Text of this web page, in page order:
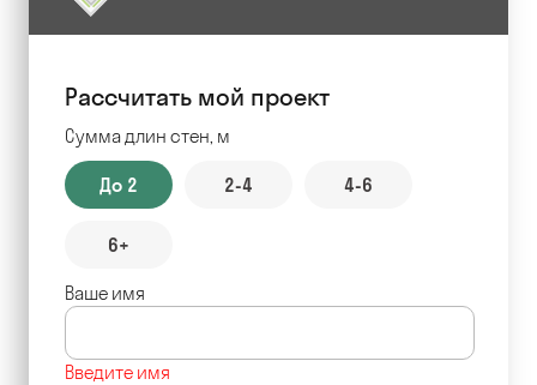
Рассчитать мой проект
Сумма длин стен, м
До 2 2-4 4-6
6+
Ваше имя
Введите имя